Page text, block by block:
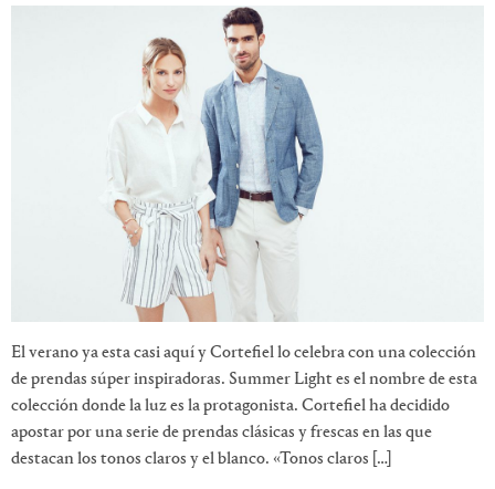
El verano ya esta casi aquí y Cortefiel lo celebra con una colección
de prendas súper inspiradoras. Summer Light es el nombre de esta
colección donde la luz es la protagonista. Cortefiel ha decidido
apostar por una serie de prendas clásicas y frescas en las que
destacan los tonos claros y el blanco. «Tonos claros […]